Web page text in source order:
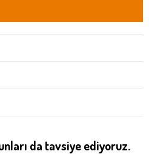
da tavsiye ediyoruz.